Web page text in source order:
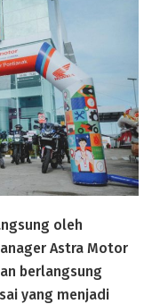
oleh
Astra Motor
berlangsung
yang menjadi